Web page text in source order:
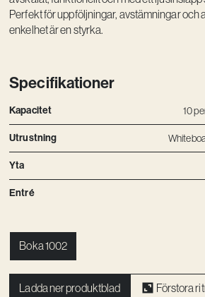
Vision
Perfekt för uppföljningar, avstämningar och
enkelhet är en styrka.
Specifikationer
Kapacitet 10
Utrustning
Yta
Entré
Boka 1002
Ladda ner produktblad Förstora